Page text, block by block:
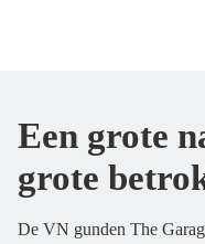
Een grote
grote
De VN gunden The